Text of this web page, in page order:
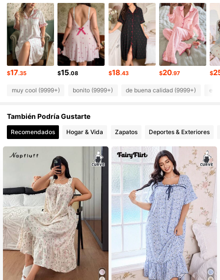
4.92 357K Seguidores
4.92 357K Seguidores
4.92 357K Seguidores
4.92 357K Seguidores
4.92 357K Seguidores
$17.35 $15.08 $18.43 $20.97 $
muy cool (9999+) bonito (9999+) de buena calidad (9999+)
También Podría Gustarte
Recomendados Hogar & Vida Zapatos Deportes & Exteriores